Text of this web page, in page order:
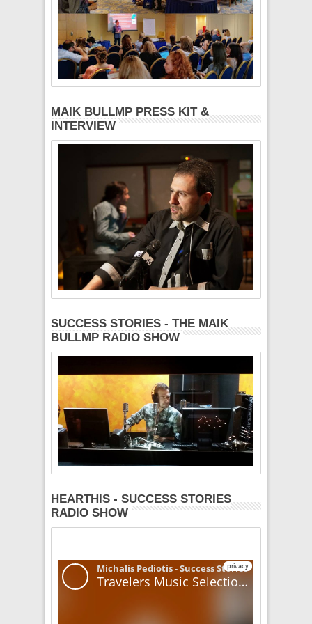
MAIK BULLMP PRESS KIT &
INTERVIEW
SUCCESS STORIES - THE MAIK
BULLMP RADIO SHOW
HEARTHIS - SUCCESS STORIES
RADIO SHOW